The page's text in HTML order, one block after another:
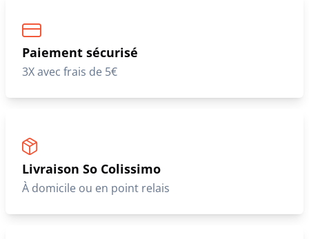
Paiement sécurisé
3X avec frais de 5€
Livraison So Colissimo
À domicile ou en point relais